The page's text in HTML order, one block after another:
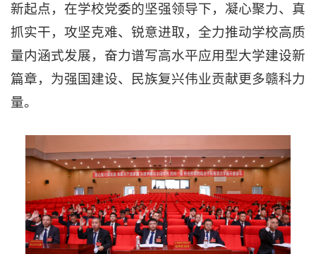
新起点，在学校党委的坚强领导下，凝心聚力、真
抓实干，攻坚克难、锐意进取，全力推动学校高质
量内涵式发展，奋力谱写高水平应用型大学建设新
篇章，为强国建设、民族复兴伟业贡献更多赣科力
量。